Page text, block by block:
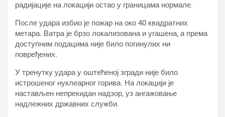
радијације на локацији остао у границама нормале.
После удара избио је пожар на око 40 квадратних
метара. Ватра је брзо локализована и угашена, а према
доступним подацима није било погинулих ни
повређених.
У тренутку удара у оштећеној згради није било
истрошеног нуклеарног горива. На локацији је
настављен непрекидан надзор, уз ангажовање
надлежних државних служби.